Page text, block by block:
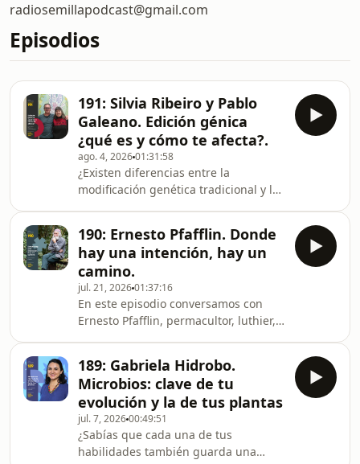
radiosemillapodcast@gmail.com
Episodios
191: Silvia Ribeiro y Pablo
Galeano. Edición génica
¿qué es y cómo te afecta?.
ago. 4, 202601:31:58
¿Existen diferencias entre la
modificación genética tradicional y las
evadir las regulaciones y los controles
de bioseguridad?Conversamos con
Silvia Ribeiro y Pablo Galeano, dos
referentes e investigadores clave en
América Latina sobre transgénicos,
soberanía alimentaria y
biodiversidad.Hoy desmenuzamos los
aspectos técnicos,
190: Ernesto Pfafflin. Donde
hay una intención, hay un
camino.
jul. 21, 202601:37:16
En este episodio conversamos con
Ernesto Pfafflin, permacultor, luthier,
Desde su historia de vida entre
Alemania, Argentina y Ecuador,
Ernesto comparte aprendizajes
profundos sobre la tierra, la
observación, la construcción con
barro, la crianza de animales y la
189: Gabriela Hidrobo.
Microbios: clave de tu
evolución y la de tus plantas
jul. 7, 202600:49:51
¿Sabías que cada una de tus
habilidades también guarda una